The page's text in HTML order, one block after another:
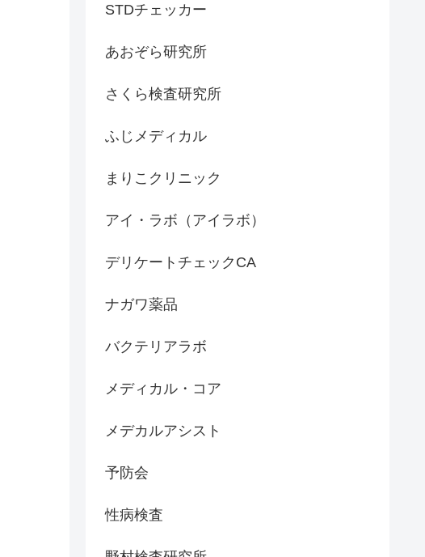
STDチェッカー
あおぞら研究所
さくら検査研究所
ふじメディカル
まりこクリニック
アイ・ラボ（アイラボ）
デリケートチェックCA
ナガワ薬品
バクテリアラボ
メディカル・コア
メデカルアシスト
予防会
性病検査